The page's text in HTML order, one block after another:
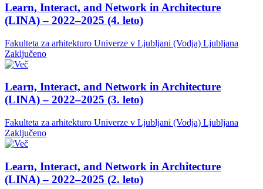
Learn, Interact, and Network in Architecture
(LINA) – 2022–2025 (4. leto)
Fakulteta za arhitekturo Univerze v Ljubljani (Vodja) Ljubljana
Zaključeno
Learn, Interact, and Network in Architecture
(LINA) – 2022–2025 (3. leto)
Fakulteta za arhitekturo Univerze v Ljubljani (Vodja) Ljubljana
Zaključeno
Learn, Interact, and Network in Architecture
(LINA) – 2022–2025 (2. leto)